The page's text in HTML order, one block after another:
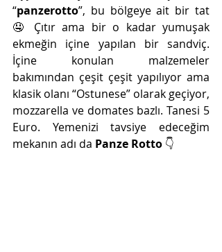
“panzerotto”, bu bölgeye ait bir tat
🤤 Çıtır ama bir o kadar yumuşak
ekmeğin içine yapılan bir sandviç.
İçine konulan malzemeler
bakımından çeşit çeşit yapılıyor ama
klasik olanı “Ostunese” olarak geçiyor,
mozzarella ve domates bazlı. Tanesi 5
Euro. Yemenizi tavsiye edeceğim
mekanın adı da Panze Rotto 👇